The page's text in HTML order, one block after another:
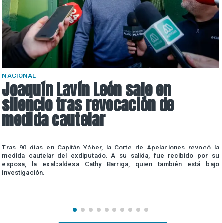
NACIONAL
Joaquín Lavín León sale en
silencio tras revocación de
medida cautelar
Tras 90 días en Capitán Yáber, la Corte de Apelaciones revocó la
medida cautelar del exdiputado. A su salida, fue recibido por su
esposa, la exalcaldesa Cathy Barriga, quien también está bajo
investigación.